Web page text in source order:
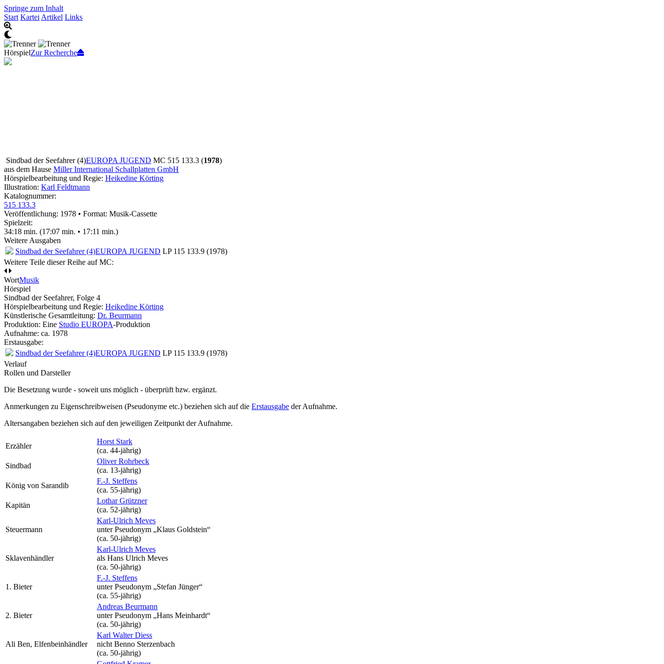
Springe zum Inhalt
Start Kartei Artikel Links
HörspielZur Recherche
Sindbad der Seefahrer (4)EUROPA JUGEND MC 515 133.3 (1978)
aus dem Hause Miller International Schallplatten GmbH
Hörspielbearbeitung und Regie: Heikedine Körting
Illustration: Karl Feldtmann
Katalognummer:
515 133.3
Veröffentlichung: 1978 • Format: Musik-Cassette
Spielzeit:
34:18 min. (17:07 min. • 17:11 min.)
Weitere Ausgaben
Sindbad der Seefahrer (4)EUROPA JUGEND LP 115 133.9 (1978)
Weitere Teile dieser Reihe auf MC:
WortMusik
Hörspiel
Sindbad der Seefahrer, Folge 4
Hörspielbearbeitung und Regie: Heikedine Körting
Künstlerische Gesamtleitung: Dr. Beurmann
Produktion: Eine Studio EUROPA-Produktion
Aufnahme: ca. 1978
Erstausgabe:
Sindbad der Seefahrer (4)EUROPA JUGEND LP 115 133.9 (1978)
Verlauf
Rollen und Darsteller
Die Besetzung wurde - soweit uns möglich - überprüft bzw. ergänzt.
Anmerkungen zu Eigenschreibweisen (Pseudonyme etc.) beziehen sich auf die Erstausgabe der Aufnahme.
Altersangaben beziehen sich auf den jeweiligen Zeitpunkt der Aufnahme.
Erzähler
Horst Stark
(ca. 44‑jährig)
Sindbad
Oliver Rohrbeck
(ca. 13‑jährig)
König von Sarandib
F.-J. Steffens
(ca. 55‑jährig)
Kapitän
Lothar Grützner
(ca. 52‑jährig)
Steuermann
Karl-Ulrich Meves
unter Pseudonym „Klaus Goldstein“
(ca. 50‑jährig)
Sklavenhändler
Karl-Ulrich Meves
als Hans Ulrich Meves
(ca. 50‑jährig)
1. Bieter
F.-J. Steffens
unter Pseudonym „Stefan Jünger“
(ca. 55‑jährig)
2. Bieter
Andreas Beurmann
unter Pseudonym „Hans Meinhardt“
(ca. 50‑jährig)
Ali Ben, Elfenbeinhändler
Karl Walter Diess
nicht Benno Sterzenbach
(ca. 50‑jährig)